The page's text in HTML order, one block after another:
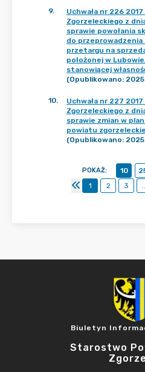
9.
Uchwała nr 226
Zgorzeleckiego z
sprawie powołania
do przeprowadzenia
przetargu na
położonej w
stanowiącej
(Opublikowano:
10.
Uchwała nr 227
Zgorzeleckiego z
sprawie zmian w
powiatu
(Opublikowano:
POKAŻ: 10
1
2 3
Biuletyn
Starostwo